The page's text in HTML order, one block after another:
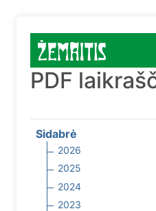
PDF
Sidabrė
2026
2025
2024
2023